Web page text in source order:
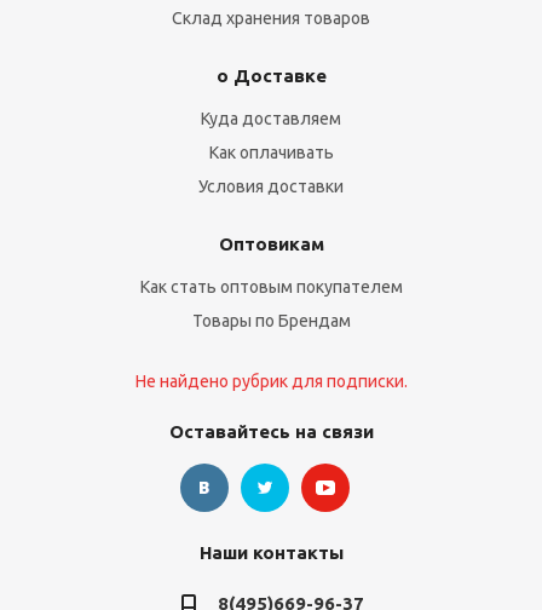
Склад хранения товаров
о Доставке
Куда доставляем
Как оплачивать
Условия доставки
Оптовикам
Как стать оптовым покупателем
Товары по Брендам
Не найдено рубрик для подписки.
Оставайтесь на связи
Наши контакты
8(495)669-96-37